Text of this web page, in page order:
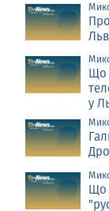
Що
у
Що